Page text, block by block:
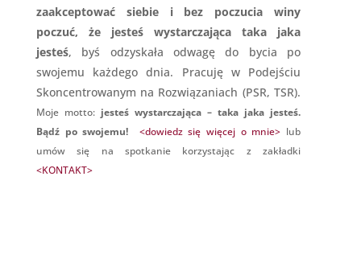
zaakceptować siebie i bez poczucia winy
poczuć, że jesteś wystarczająca taka jaka
jesteś, byś odzyskała odwagę do bycia po
swojemu każdego dnia. Pracuję w Podejściu
Skoncentrowanym na Rozwiązaniach (PSR, TSR).
Moje motto: jesteś wystarczająca – taka jaka jesteś.
Bądź po swojemu!
<dowiedz się więcej o mnie> lub
umów się na spotkanie korzystając z zakładki
<KONTAKT>